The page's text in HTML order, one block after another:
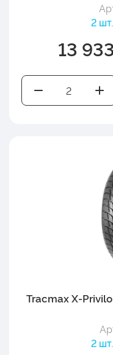
2
13
Tracmax X-
2